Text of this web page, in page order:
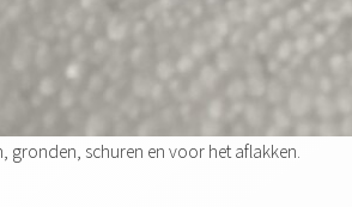
gronden, schuren en voor het aflakken.